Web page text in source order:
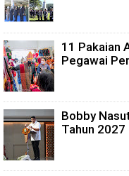
11 Pakaian
Pegawai
Bobby
Tahun